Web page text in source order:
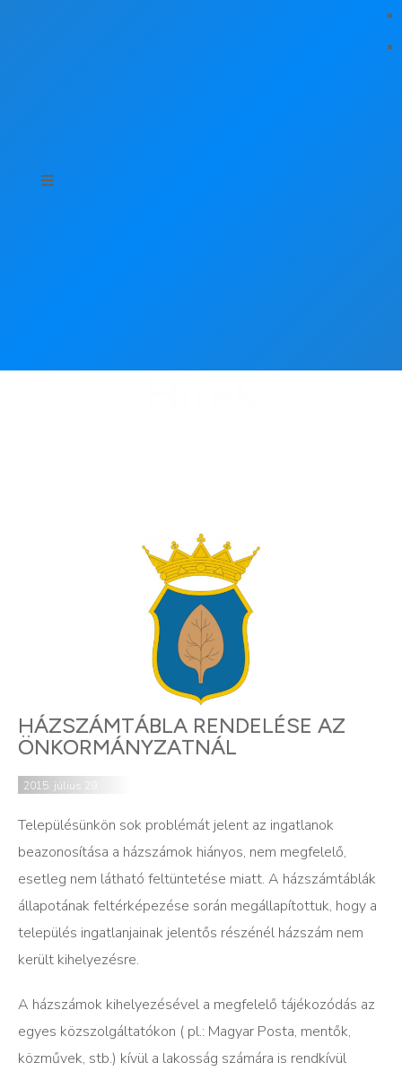
HÁZSZÁMTÁBLA RENDELÉSE AZ
ÖNKORMÁNYZATNÁL
2015. július 29.
Településünkön sok problémát jelent az ingatlanok
beazonosítása a házszámok hiányos, nem megfelelő,
esetleg nem látható feltüntetése miatt. A házszámtáblák
állapotának feltérképezése során megállapítottuk, hogy a
település ingatlanjainak jelentős részénél házszám nem
került kihelyezésre.
A házszámok kihelyezésével a megfelelő tájékozódás az
egyes közszolgáltatókon ( pl.: Magyar Posta, mentők,
közművek, stb.) kívül a lakosság számára is rendkívül